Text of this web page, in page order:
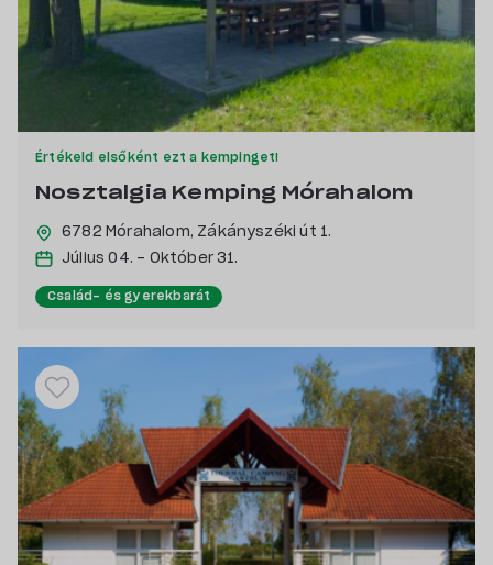
Értékeld elsőként ezt a kempinget!
Nosztalgia Kemping Mórahalom
6782 Mórahalom, Zákányszéki út 1.
Július 04. - Október 31.
Család- és gyerekbarát